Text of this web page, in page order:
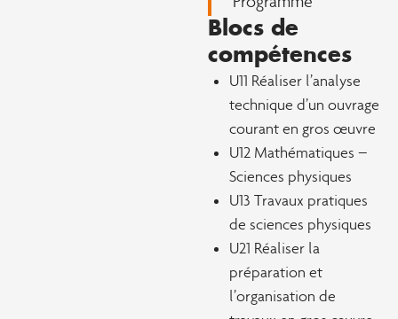
Blocs de
compétences
U11 Réaliser l’analyse
technique d’un ouvrage
courant en gros œuvre
U12 Mathématiques –
Sciences physiques
U13 Travaux pratiques
de sciences physiques
U21 Réaliser la
préparation et
l’organisation de